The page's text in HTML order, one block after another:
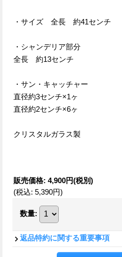
・サイズ 全長 約41センチ
・シャンデリア部分
全長 約13センチ
・サン・キャッチャー
直径約3センチ×1ヶ
直径約2センチ×6ヶ
クリスタルガラス製
販売価格: 4,900円(税別)
(税込: 5,390円)
数量:
返品特約に関する重要事項